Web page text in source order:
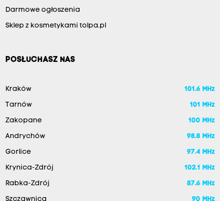
Darmowe ogłoszenia
Sklep z kosmetykami tolpa.pl
POSŁUCHASZ NAS
Kraków 101.6 MHz
Tarnów 101 MHz
Zakopane 100 MHz
Andrychów 98.8 MHz
Gorlice 97.4 MHz
Krynica-Zdrój 102.1 MHz
Rabka-Zdrój 87.6 MHz
Szczawnica 90 MHz